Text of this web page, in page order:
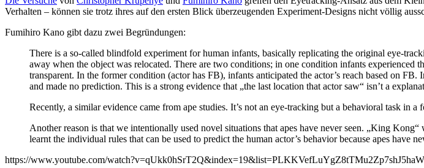
Verhalten – können sie trotz ihres auf den ersten Blick überzeugenden Experiment-Designs nicht völlig
Fumihiro Kano gibt dazu zwei Begründungen:
There is a so-called blindfold experiment for human infants, basically replicating the original eye-
away when the object was relocated. There are two conditions; in one condition infants
transparent. In the former condition (actor has FB), infants anticipated the actor’s reach based on
and made no prediction. This is a strong evidence that „the last location that actor saw“ isn’t a
Recently, a similar evidence came from ape studies. It’s not an eye-tracking but a behavioral task in a
Another reason is that we intentionally used novel situations that apes have never seen. „King
learnt the individual rules that can be used to predict the human actor’s behavior because apes have
https://www.youtube.com/